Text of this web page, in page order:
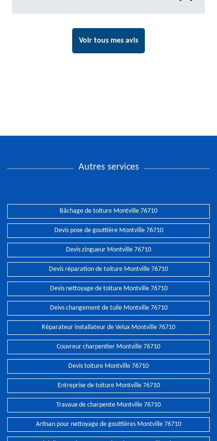
Voir tous mes avis
Autres services
Bâchage de toiture Montville 76710
Devis pose de gouttière Montville 76710
Devis zingueur Montville 76710
Devis réparation de toiture Montville 76710
Devis nettoyage de toiture Montville 76710
Deivs changement de tuile Montville 76710
Réparateur installateur de Velux Montville 76710
Couvreur charpentier Montville 76710
Devis toiture Montville 76710
Entreprise de toiture Montville 76710
Travaux de charpente Montville 76710
Artisan pour nettoyage de gouttières Montville 76710